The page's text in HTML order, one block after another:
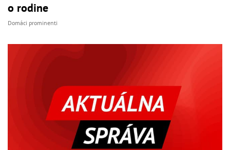
o rodine
Domáci prominenti